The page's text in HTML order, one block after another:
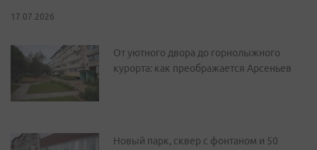
17.07.2026
От уютного двора до горнолыжного
курорта: как преображается Арсеньев
Новый парк, сквер с фонтаном и 50